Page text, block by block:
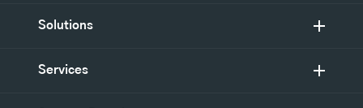
Solutions
Services